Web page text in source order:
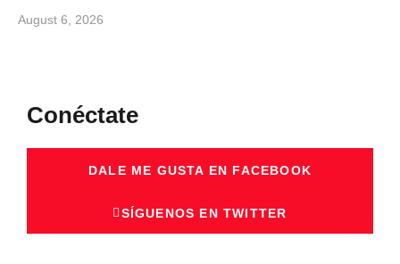
August 6, 2026
Conéctate
DALE ME GUSTA EN FACEBOOK
SÍGUENOS EN TWITTER